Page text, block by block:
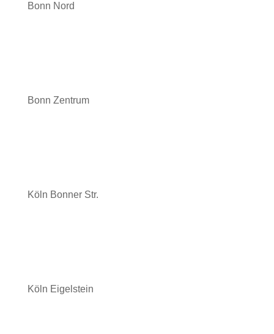
Bonn Nord
Bonn Zentrum
Köln Bonner Str.
Köln Eigelstein